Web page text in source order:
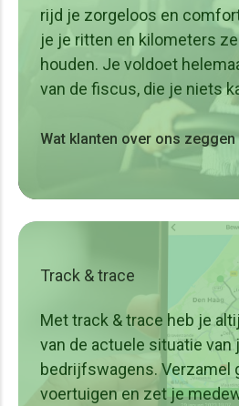
Verkeerstechniek –
vluchtstrookkarren,
etc.
Verhuurbedrijven – alles wat
rijd je zorgeloos en
je je ritten en kilometers
houden. Je voldoet
van de fiscus, die je niets
Wat klanten over ons zeggen
Track & trace
Met track & trace heb je
van de actuele situatie van
bedrijfswagens. Verzamel
voertuigen en zet je